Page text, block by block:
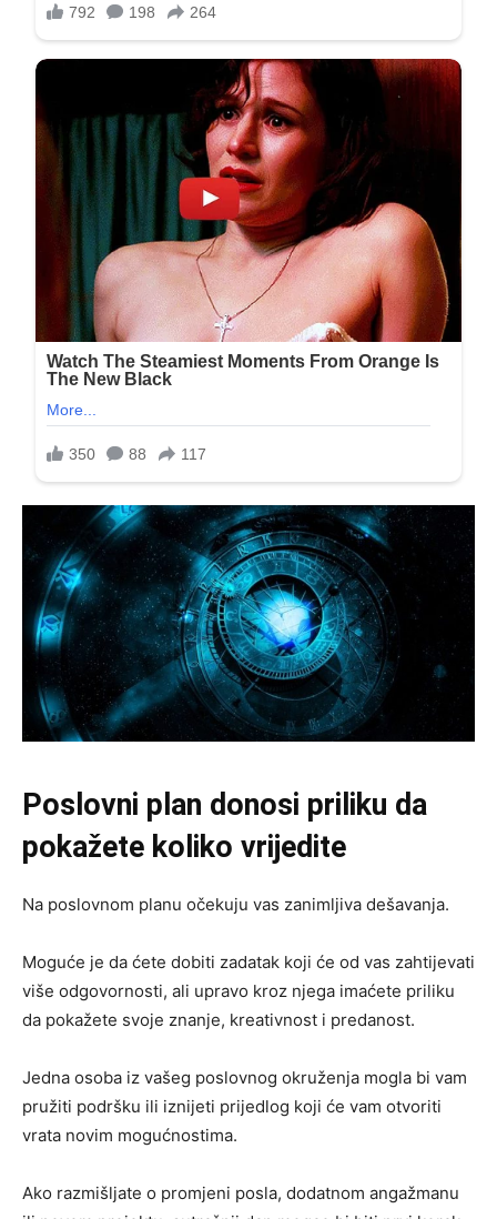
Poslovni plan donosi priliku da
pokažete koliko vrijedite
Na poslovnom planu očekuju vas zanimljiva dešavanja.
Moguće je da ćete dobiti zadatak koji će od vas zahtijevati
više odgovornosti, ali upravo kroz njega imaćete priliku
da pokažete svoje znanje, kreativnost i predanost.
Jedna osoba iz vašeg poslovnog okruženja mogla bi vam
pružiti podršku ili iznijeti prijedlog koji će vam otvoriti
vrata novim mogućnostima.
Ako razmišljate o promjeni posla, dodatnom angažmanu